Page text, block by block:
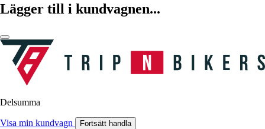
Lägger till i kundvagnen...
Delsumma
Visa min kundvagn Fortsätt handla